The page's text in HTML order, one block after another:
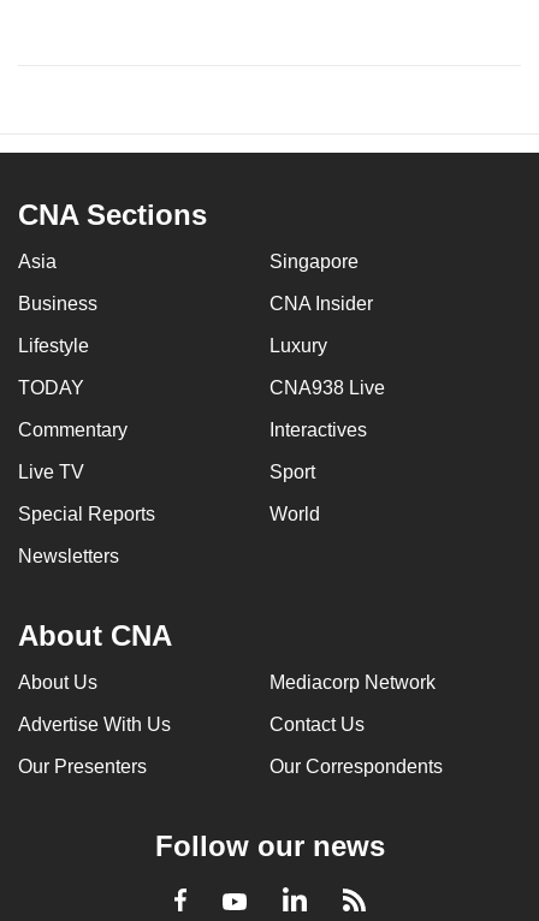
CNA Sections
Asia Singapore
Business CNA Insider
Lifestyle Luxury
TODAY CNA938 Live
Commentary Interactives
Live TV Sport
Special Reports World
Newsletters
About CNA
About Us Mediacorp Network
Advertise With Us Contact Us
Our Presenters Our Correspondents
Follow our news
Facebook
YoutubeLinkedInRSS